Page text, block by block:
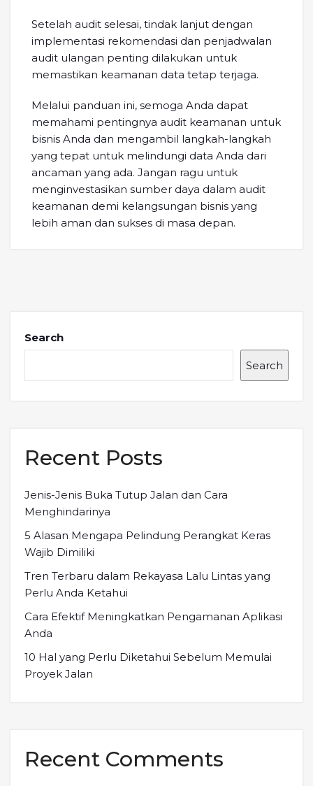
Setelah audit selesai, tindak lanjut dengan
implementasi rekomendasi dan penjadwalan
audit ulangan penting dilakukan untuk
memastikan keamanan data tetap terjaga.
Melalui panduan ini, semoga Anda dapat
memahami pentingnya audit keamanan untuk
bisnis Anda dan mengambil langkah-langkah
yang tepat untuk melindungi data Anda dari
ancaman yang ada. Jangan ragu untuk
menginvestasikan sumber daya dalam audit
keamanan demi kelangsungan bisnis yang
lebih aman dan sukses di masa depan.
Search
Search
Recent Posts
Jenis-Jenis Buka Tutup Jalan dan Cara
Menghindarinya
5 Alasan Mengapa Pelindung Perangkat Keras
Wajib Dimiliki
Tren Terbaru dalam Rekayasa Lalu Lintas yang
Perlu Anda Ketahui
Cara Efektif Meningkatkan Pengamanan Aplikasi
Anda
10 Hal yang Perlu Diketahui Sebelum Memulai
Proyek Jalan
Recent Comments